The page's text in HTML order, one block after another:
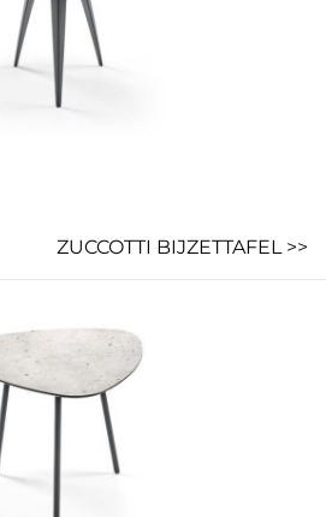
ZUCCOTTI BIJZETTAFEL >>